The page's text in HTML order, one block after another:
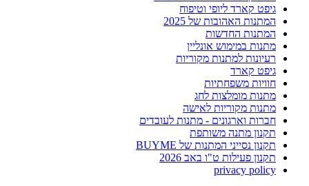
גיפט קארד ליופי וטיפוח
המתנות האהובות של 2025
המתנות החדשות
מתנות במימוש אונליין
רעיונות למתנות מקוריות
גיפט קארד
חוויות משפחתיות
מתנות מומלצות לחג
מתנות מקוריות לאישה
חברות וארגונים - מתנות לעובדים
תקנון מתנה משותפת
תקנון נסייני המתנות של BUYME
תקנון פעילות ט"ו באב 2026
privacy policy